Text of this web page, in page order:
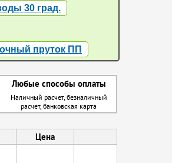
30 град.
пруток ПП
Любые способы оплаты
Наличный расчет, безналичный
расчет, банковская карта
Цена